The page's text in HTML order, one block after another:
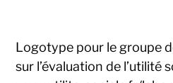
Logotype pour le groupe
sur l’évaluation de l’utilité